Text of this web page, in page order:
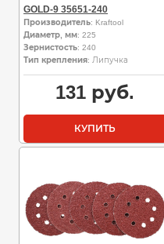
GOLD-9 35651-240
Производитель: Kraftool
Диаметр, мм: 225
Зернистость: 240
Тип крепления: Липучка
131 руб.
КУПИТЬ